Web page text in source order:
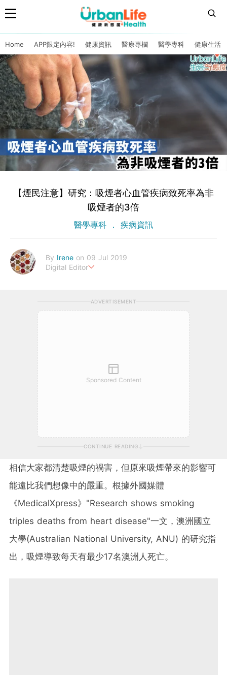
Home APP限定內容! 健康資訊 醫療專欄 醫學專科 健康生活
【煙民注意】研究：吸煙者心血管疾病致死率為非
吸煙者的3倍
醫學專科 疾病資訊
By Irene on 09 Jul 2019
Digital Editor
ADVERTISEMENT
Sponsored Content
CONTINUE READING
相信大家都清楚吸煙的禍害，但原來吸煙帶來的影響可
能遠比我們想像中的嚴重。根據外國媒體
《MedicalXpress》"Research shows smoking
triples deaths from heart disease"一文，澳洲國立
大學(Australian National University, ANU) 的研究指
出，吸煙導致每天有最少17名澳洲人死亡。